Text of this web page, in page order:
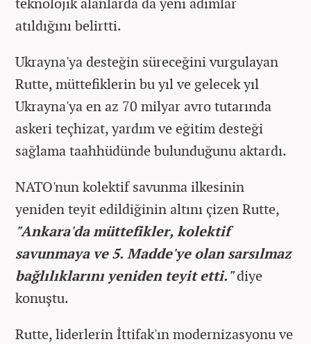
atıldığını belirtti.
Ukrayna'ya desteğin süreceğini vurgulayan
Rutte, müttefiklerin bu yıl ve gelecek yıl
Ukrayna'ya en az 70 milyar avro tutarında
askeri teçhizat, yardım ve eğitim desteği
sağlama taahhüdünde bulunduğunu aktardı.
NATO'nun kolektif savunma ilkesinin
yeniden teyit edildiğinin altını çizen Rutte,
"Ankara'da müttefikler, kolektif
savunmaya ve 5. Madde'ye olan sarsılmaz
bağlılıklarını yeniden teyit etti."diye
konuştu.
Rutte, liderlerin İttifak'ın modernizasyonu ve